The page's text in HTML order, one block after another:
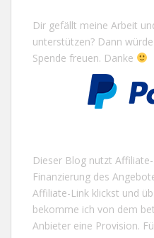
Dir gefällt meine Arbeit
unterstützen? Dann
Spende freuen. Danke
Dieser Blog nutzt
Finanzierung des
Affiliate-Link klickst und
bekomme ich von dem
Anbieter eine Provision.